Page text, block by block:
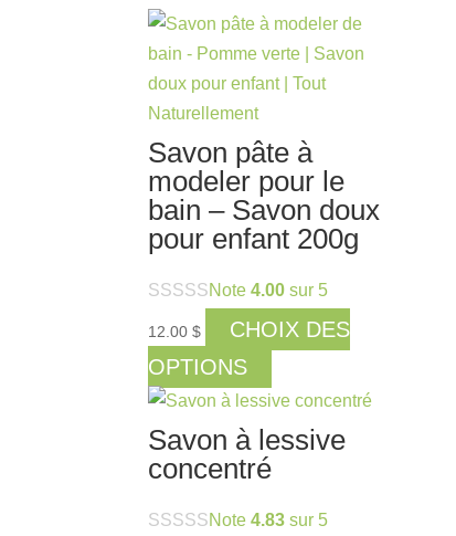
Savon pâte à
modeler pour le
bain – Savon doux
pour enfant 200g
Note4.00 sur 5
12.00$
CHOIX DES
OPTIONS
produit
plusieurs
Les
Savon à lessive
concentré
Note4.83 sur 5